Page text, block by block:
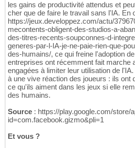
les gains de productivité attendus et
cher que de faire le travail sans l'IA. En
https://jeux.developpez.com/actu/
mecontents-obligent-des-studios-a-
des-titres-recents-soupconnes-d-
generes-par-l-IA-je-ne-paie-rien-que-
des-humains/, ce qui freine l'adoption
entreprises ont récemment fait marche
engagées à limiter leur utilisation de
à une vive réaction des joueurs : ils ont
ce qu'ils aiment dans les jeux si elle
des humains.
Source : https://play.google.com/store/
id=com.facebook.gizmo&pli=1
Et vous ?